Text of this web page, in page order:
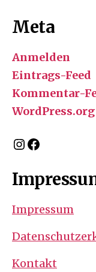
Meta
Anmelden
Eintrags-Feed
Kommentar-
WordPress.org
Instagram
Facebook
Impressum
Kontakt